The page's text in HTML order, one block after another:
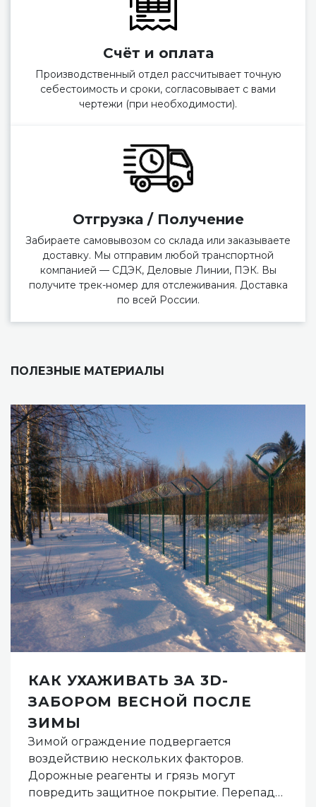
Счёт и оплата
Производственный отдел рассчитывает точную
себестоимость и сроки, согласовывает с вами
чертежи (при необходимости).
Отгрузка / Получение
Забираете самовывозом со склада или заказываете
доставку. Мы отправим любой транспортной
компанией — СДЭК, Деловые Линии, ПЭК. Вы
получите трек-номер для отслеживания. Доставка
по всей России.
ПОЛЕЗНЫЕ МАТЕРИАЛЫ
КАК УХАЖИВАТЬ ЗА 3D-
ЗАБОРОМ ВЕСНОЙ ПОСЛЕ
ЗИМЫ
Зимой ограждение подвергается
воздействию нескольких факторов.
Дорожные реагенты и грязь могут
повредить защитное покрытие. Перепады